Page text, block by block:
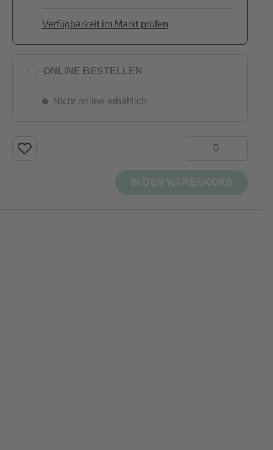
Verfügbarkeit im Markt prüfen
ONLINE BESTELLEN
Nicht online erhältlich